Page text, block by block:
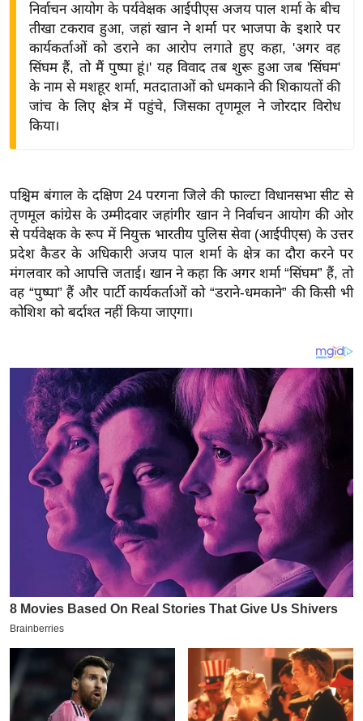
द्यो
वि
ज्ञ
रा
य
ब
ज
ट
क्रि
के
ट
क्रा
इ
म
ई
निर्वाचन आयोग के पर्यवेक्षक आईपीएस अजय पाल शर्मा के बीच
तीखा टकराव हुआ, जहां खान ने शर्मा पर भाजपा के इशारे पर
कार्यकर्ताओं को डराने का आरोप लगाते हुए कहा, 'अगर वह
सिंघम हैं, तो मैं पुष्पा हूं।' यह विवाद तब शुरू हुआ जब 'सिंघम'
के नाम से मशहूर शर्मा, मतदाताओं को धमकाने की शिकायतों की
जांच के लिए क्षेत्र में पहुंचे, जिसका तृणमूल ने जोरदार विरोध
किया।
पश्चिम बंगाल के दक्षिण 24 परगना जिले की फाल्टा विधानसभा सीट से
तृणमूल कांग्रेस के उम्मीदवार जहांगीर खान ने निर्वाचन आयोग की ओर
से पर्यवेक्षक के रूप में नियुक्त भारतीय पुलिस सेवा (आईपीएस) के उत्तर
प्रदेश कैडर के अधिकारी अजय पाल शर्मा के क्षेत्र का दौरा करने पर
मंगलवार को आपत्ति जताई। खान ने कहा कि अगर शर्मा “सिंघम” हैं, तो
वह “पुष्पा” हैं और पार्टी कार्यकर्ताओं को “डराने-धमकाने” की किसी भी
कोशिश को बर्दाश्त नहीं किया जाएगा।